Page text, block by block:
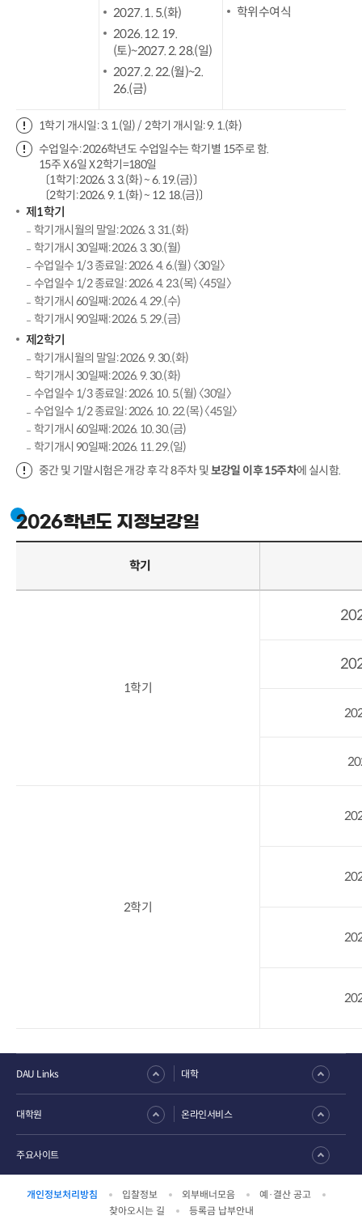
2027. 1. 5.(화)
2026. 12. 19.
(토)~2027. 2. 28.(일)
2027. 2. 22.(월)~2.
26.(금)
학위수여식
1학기 개시일: 3. 1.(일) / 2학기 개시일: 9. 1.(화)
수업일수: 2026학년도 수업일수는 학기별 15주로 함.
15주 X 6일 X 2학기=180일
〔1학기: 2026. 3. 3.(화) ~ 6. 19.(금)〕
〔2학기: 2026. 9. 1.(화) ~ 12. 18.(금)〕
제1학기
학기개시월의 말일: 2026. 3. 31.(화)
학기개시 30일째: 2026. 3. 30.(월)
수업일수 1/3 종료일: 2026. 4. 6.(월) 〈30일〉
수업일수 1/2 종료일: 2026. 4. 23.(목) 〈45일〉
학기개시 60일째: 2026. 4. 29.(수)
학기개시 90일째: 2026. 5. 29.(금)
제2학기
학기개시월의 말일: 2026. 9. 30.(화)
학기개시 30일째: 2026. 9. 30.(화)
수업일수 1/3 종료일: 2026. 10. 5.(월) 〈30일〉
수업일수 1/2 종료일: 2026. 10. 22.(목) 〈45일〉
학기개시 60일째: 2026. 10. 30.(금)
학기개시 90일째: 2026. 11. 29.(일)
중간 및 기말시험은 개강 후 각 8주차 및 보강일 이후 15주차에 실시함.
2026학년도 지정보강일
학기
1학기
2학기
개인정보처리방침 입찰정보 외부배너모음
예·결산 공고
찾아오시는 길
등록금 납부안내
DAU Links 대학
대학원 온라인서비스
주요사이트